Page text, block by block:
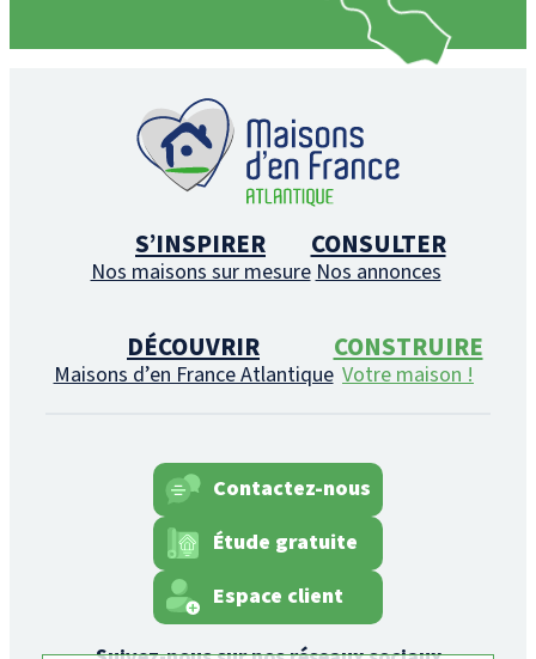
S’INSPIRER
Nos maisons sur mesure
CONSULTER
Nos annonces
DÉCOUVRIR
Maisons d’en France Atlantique
CONSTRUIRE
Votre maison !
Contactez-nous
Étude gratuite
Espace client